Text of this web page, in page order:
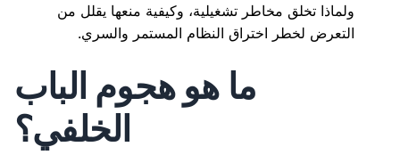
ولماذا تخلق مخاطر تشغيلية، وكيفية منعها يقلل من
التعرض لخطر اختراق النظام المستمر والسري.
ما هو هجوم الباب
الخلفي؟